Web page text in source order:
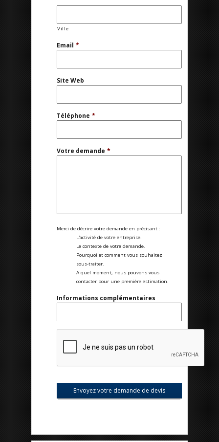
Ville
Email *
Site Web
Téléphone *
Votre demande *
Merci de décrire votre demande en précisant :
L'activité de votre entreprise.
Le contexte de votre demande.
Pourquoi et comment vous souhaitez
sous-traiter.
A quel moment, nous pouvons vous
contacter pour une première estimation.
Informations complémentaires